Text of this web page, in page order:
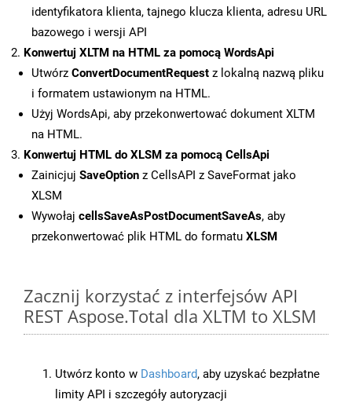
identyfikatora klienta, tajnego klucza klienta, adresu URL
bazowego i wersji API
Konwertuj XLTM na HTML za pomocą WordsApi
Utwórz ConvertDocumentRequest z lokalną nazwą pliku
i formatem ustawionym na HTML.
Użyj WordsApi, aby przekonwertować dokument XLTM
na HTML.
Konwertuj HTML do XLSM za pomocą CellsApi
Zainicjuj SaveOption z CellsAPI z SaveFormat jako
XLSM
Wywołaj cellsSaveAsPostDocumentSaveAs, aby
przekonwertować plik HTML do formatu XLSM
Zacznij korzystać z interfejsów API
REST Aspose.Total dla XLTM to XLSM
Utwórz konto w Dashboard, aby uzyskać bezpłatne
limity API i szczegóły autoryzacji